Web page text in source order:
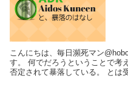
こんにちは、毎日瀕死マン@hoboshibouです
す。 何でだろうということで考
否定されて暴落している。 とは